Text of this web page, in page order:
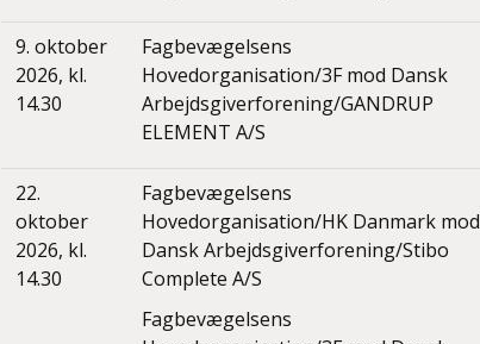
9. oktober
2026, kl.
14.30
Fagbevægelsens
Hovedorganisation/3F mod Dansk
Arbejdsgiverforening/GANDRUP
ELEMENT A/S
22.
oktober
2026, kl.
14.30
Fagbevægelsens
Hovedorganisation/HK Danmark mod
Dansk Arbejdsgiverforening/Stibo
Complete A/S
Fagbevægelsens